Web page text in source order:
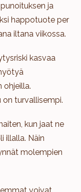
ja
happotuote per
iltana viikossa.
kasvaa
ohjeilla.
on turvallisempi.
kun jaat ne
illalla. Näin
molempien
voivat